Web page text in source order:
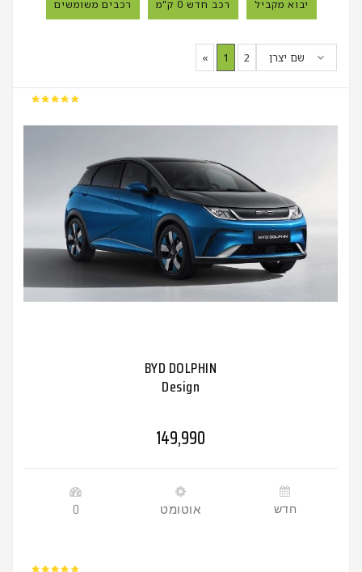
רכבים משומשים רכב חדש 0 ק"מ יבוא מקביל
שם יצרן « 1 2
BYD DOLPHIN
Design
149,990
0 אוטומט חדש